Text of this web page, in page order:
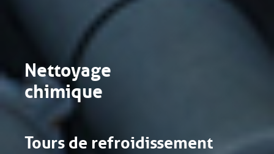
Nettoyage
chimique
Tours de refroidissement